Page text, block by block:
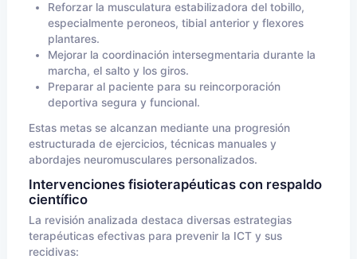
Reforzar la musculatura estabilizadora del tobillo,
especialmente peroneos, tibial anterior y flexores
plantares.
Mejorar la coordinación intersegmentaria durante la
marcha, el salto y los giros.
Preparar al paciente para su reincorporación
deportiva segura y funcional.
Estas metas se alcanzan mediante una progresión
estructurada de ejercicios, técnicas manuales y
abordajes neuromusculares personalizados.
Intervenciones fisioterapéuticas con respaldo
científico
La revisión analizada destaca diversas estrategias
terapéuticas efectivas para prevenir la ICT y sus
recidivas: